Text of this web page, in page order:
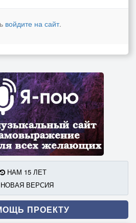
войдите на сайт.
НАМ 15 ЛЕТ
НОВАЯ ВЕРСИЯ
ПРОЕКТУ